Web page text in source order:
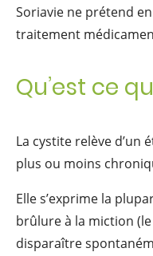
Soriavie ne prétend
traitement
Qu’est ce
La cystite relève d’un
plus ou moins
Elle s’exprime la
brûlure à la miction
disparaître